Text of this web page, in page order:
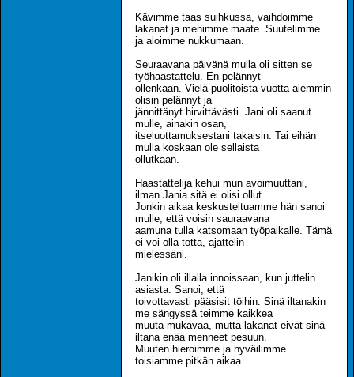
Kävimme taas suihkussa, vaihdoimme
lakanat ja menimme maate. Suutelimme
ja aloimme nukkumaan.
Seuraavana päivänä mulla oli sitten se
työhaastattelu. En pelännyt
ollenkaan. Vielä puolitoista vuotta aiemmin
olisin pelännyt ja
jännittänyt hirvittävästi. Jani oli saanut
mulle, ainakin osan,
itseluottamuksestani takaisin. Tai eihän
mulla koskaan ole sellaista
ollutkaan.
Haastattelija kehui mun avoimuuttani,
ilman Jania sitä ei olisi ollut.
Jonkin aikaa keskusteltuamme hän sanoi
mulle, että voisin sauraavana
aamuna tulla katsomaan työpaikalle. Tämä
ei voi olla totta, ajattelin
mielessäni.
Janikin oli illalla innoissaan, kun juttelin
asiasta. Sanoi, että
toivottavasti pääsisit töihin. Sinä iltanakin
me sängyssä teimme kaikkea
muuta mukavaa, mutta lakanat eivät sinä
iltana enää menneet pesuun.
Muuten hieroimme ja hyväilimme
toisiamme pitkän aikaa...